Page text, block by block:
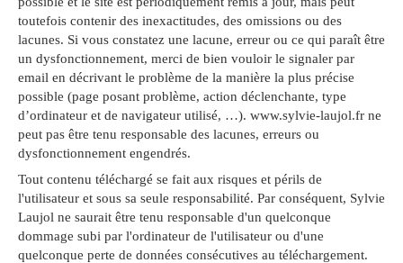
toutefois contenir des inexactitudes, des omissions ou des
lacunes. Si vous constatez une lacune, erreur ou ce qui paraît être
un dysfonctionnement, merci de bien vouloir le signaler par
email en décrivant le problème de la manière la plus précise
possible (page posant problème, action déclenchante, type
d’ordinateur et de navigateur utilisé, …). www.sylvie-laujol.fr ne
peut pas être tenu responsable des lacunes, erreurs ou
dysfonctionnement engendrés.
Tout contenu téléchargé se fait aux risques et périls de
l'utilisateur et sous sa seule responsabilité. Par conséquent, Sylvie
Laujol ne saurait être tenu responsable d'un quelconque
dommage subi par l'ordinateur de l'utilisateur ou d'une
quelconque perte de données consécutives au téléchargement.